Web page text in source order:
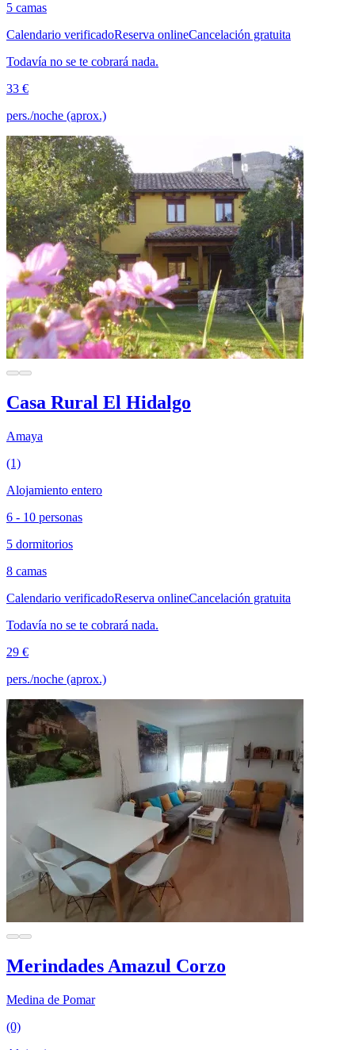
5 camas
Calendario verificadoReserva onlineCancelación gratuita
Todavía no se te cobrará nada.
33 €
pers./noche (aprox.)
Casa Rural El Hidalgo
Amaya
(1)
Alojamiento entero
6 - 10 personas
5 dormitorios
8 camas
Calendario verificadoReserva onlineCancelación gratuita
Todavía no se te cobrará nada.
29 €
pers./noche (aprox.)
Merindades Amazul Corzo
Medina de Pomar
(0)